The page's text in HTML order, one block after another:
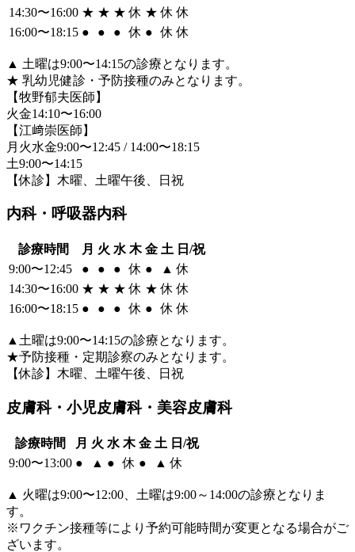
14:30〜16:00 ★ ★ ★ 休 ★ 休 休
16:00〜18:15 ● ● ● 休 ● 休 休
▲ 土曜は9:00〜14:15の診療となります。
★ 乳幼児健診・予防接種のみとなります。
【牧野郁夫医師】
火金14:10〜16:00
【江﨑崇医師】
月火水金9:00〜12:45 / 14:00〜18:15
土9:00〜14:15
【休診】木曜、土曜午後、日祝
内科・呼吸器内科
診療時間 月 火 水 木 金 土 日/祝
9:00〜12:45
● ● ● 休 ● ▲ 休
14:30〜16:00 ★ ★ ★ 休 ★ 休 休
16:00〜18:15 ● ● ● 休 ● 休 休
▲ 土曜は9:00〜14:15の診療となります。
★予防接種・定期診察のみとなります。
【休診】木曜、土曜午後、日祝
皮膚科・小児皮膚科・美容皮膚科
診療時間 月 火 水 木 金 土 日/祝
9:00〜13:00 ● ▲ ● 休 ● ▲ 休
▲ 火曜は9:00〜12:00、土曜は9:00～14:00の診療となりま
す。
※ワクチン接種等により予約可能時間が変更となる場合がご
ざいます。